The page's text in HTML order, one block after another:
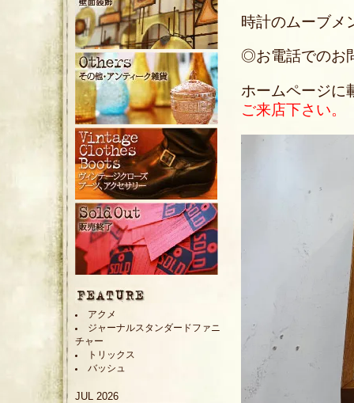
時計のムーブメ
◎お電話でのお
ホームページに
ご来店下さい。
アクメ
ジャーナルスタンダードファニ
チャー
トリックス
バッシュ
JUL 2026